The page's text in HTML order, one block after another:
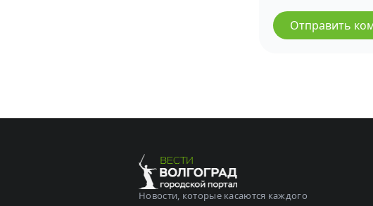
Отправить
Новости, которые касаются каждого